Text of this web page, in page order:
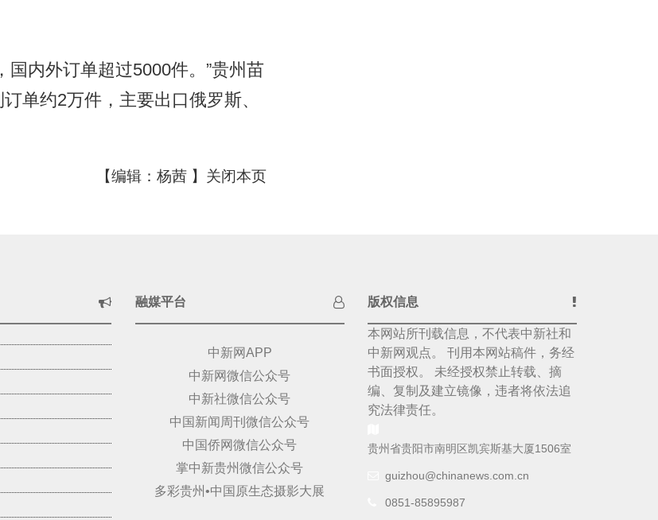
内外订单超过5000件。”贵州苗
单约2万件，主要出口俄罗斯、
【编辑：杨茜 】 关闭本页
融媒平台
中新网APP
中新网微信公众号
中新社微信公众号
中国新闻周刊微信公众号
中国侨网微信公众号
掌中新贵州微信公众号
多彩贵州•中国原生态摄影大展
版权信息
本网站所刊载信息，不代表中新社和
中新网观点。 刊用本网站稿件，务经
书面授权。 未经授权禁止转载、摘
编、复制及建立镜像，违者将依法追
究法律责任。
贵州省贵阳市南明区凯宾斯基大厦1506室
guizhou@chinanews.com.cn
0851-85895987